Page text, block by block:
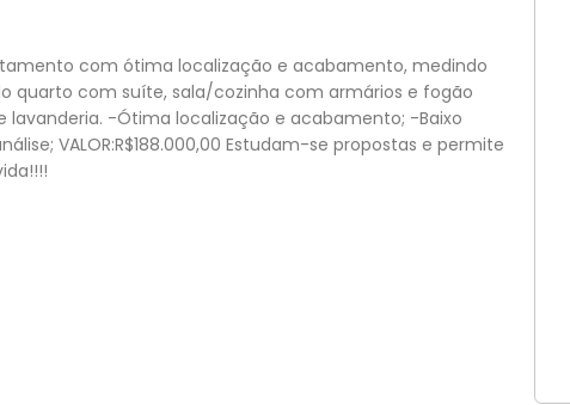
com ótima localização e acabamento, medindo
quarto com suíte, sala/cozinha com armários e fogão
lavanderia. -Ótima localização e acabamento; -Baixo
VALOR:R$188.000,00 Estudam-se propostas e permite